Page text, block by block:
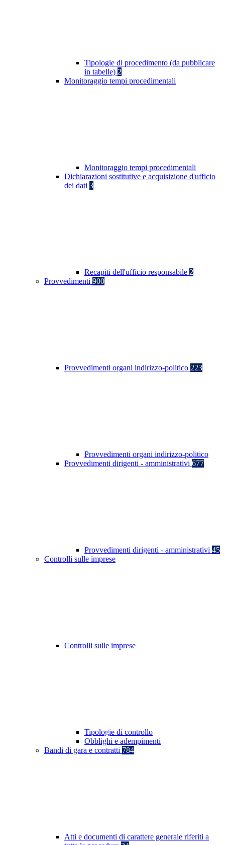
Tipologie di procedimento (da pubblicare
in tabelle) 2
Monitoraggio tempi procedimentali
Monitoraggio tempi procedimentali
Dichiarazioni sostitutive e acquisizione d'ufficio
dei dati 3
Recapiti dell'ufficio responsabile 2
Provvedimenti 900
Provvedimenti organi indirizzo-politico 223
Provvedimenti organi indirizzo-politico
Provvedimenti dirigenti - amministrativi 677
Provvedimenti dirigenti - amministrativi 45
Controlli sulle imprese
Controlli sulle imprese
Tipologie di controllo
Obblighi e adempimenti
Bandi di gara e contratti 784
Atti e documenti di carattere generale riferiti a